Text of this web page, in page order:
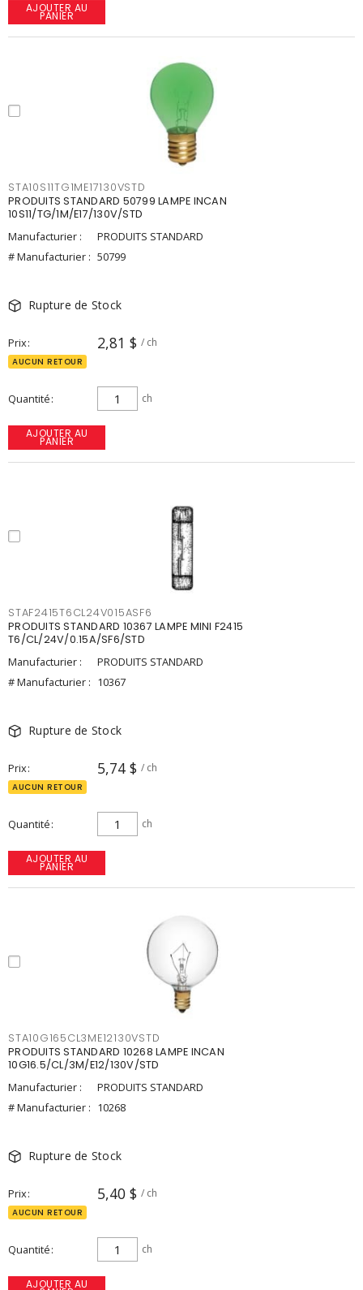
AJOUTER AU
PANIER
STA10S11TG1ME17130VSTD
PRODUITS STANDARD 50799 LAMPE INCAN
10S11/TG/1M/E17/130V/STD
Manufacturier :
PRODUITS STANDARD
# Manufacturier : 50799
Rupture de Stock
Prix 2,81 $ / ch
AUCUN RETOUR
Quantité ch
AJOUTER AU
PANIER
STAF2415T6CL24V015ASF6
PRODUITS STANDARD 10367 LAMPE MINI F2415
T6/CL/24V/0.15A/SF6/STD
Manufacturier :
PRODUITS STANDARD
# Manufacturier : 10367
Rupture de Stock
Prix 5,74 $ / ch
AUCUN RETOUR
Quantité ch
AJOUTER AU
PANIER
STA10G165CL3ME12130VSTD
PRODUITS STANDARD 10268 LAMPE INCAN
10G16.5/CL/3M/E12/130V/STD
Manufacturier :
PRODUITS STANDARD
# Manufacturier : 10268
Rupture de Stock
Prix 5,40 $ / ch
AUCUN RETOUR
Quantité ch
AJOUTER AU